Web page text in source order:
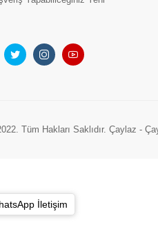
Tüm Hakları Saklıdır. Çaylaz -
İletişim